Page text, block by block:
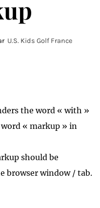
U.S. Kids Golf France
the word « with »
« markup » in
should be
browser window / tab.